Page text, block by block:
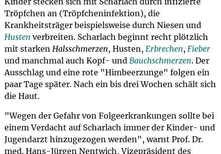
Tröpfchen an (Tröpfcheninfektion), die
Krankheitsträger beispielsweise durch Niesen und
Husten verbreiten. Scharlach beginnt recht plötzlich
mit starken Halsschmerzen, Husten, Erbrechen, Fieber
und manchmal auch Kopf- und Bauchschmerzen. Der
Ausschlag und eine rote "Himbeerzunge" folgen ein
paar Tage später. Nach ein bis drei Wochen schält sich
die Haut.
"Wegen der Gefahr von Folgeerkrankungen sollte bei
einem Verdacht auf Scharlach immer der Kinder- und
Jugendarzt hinzugezogen werden", warnt Prof. Dr.
med. Hans-Jürgen Nentwich, Vizepräsident des